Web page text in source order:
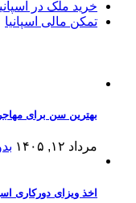
خرید ملک در
تمکن مالی اسپانیا
بهترین سن برای
مرداد ۱۲, ۱۴۰۵
اخذ ویزای دورکاری